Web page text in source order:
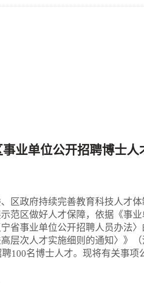
业单位公开招聘博士人
区政府持续完善教育科技人才
范区做好人才保障，依据《事
省事业单位公开招聘人员办法
层次人才实施细则的通知〉》
100名博士人才。现将有关事项